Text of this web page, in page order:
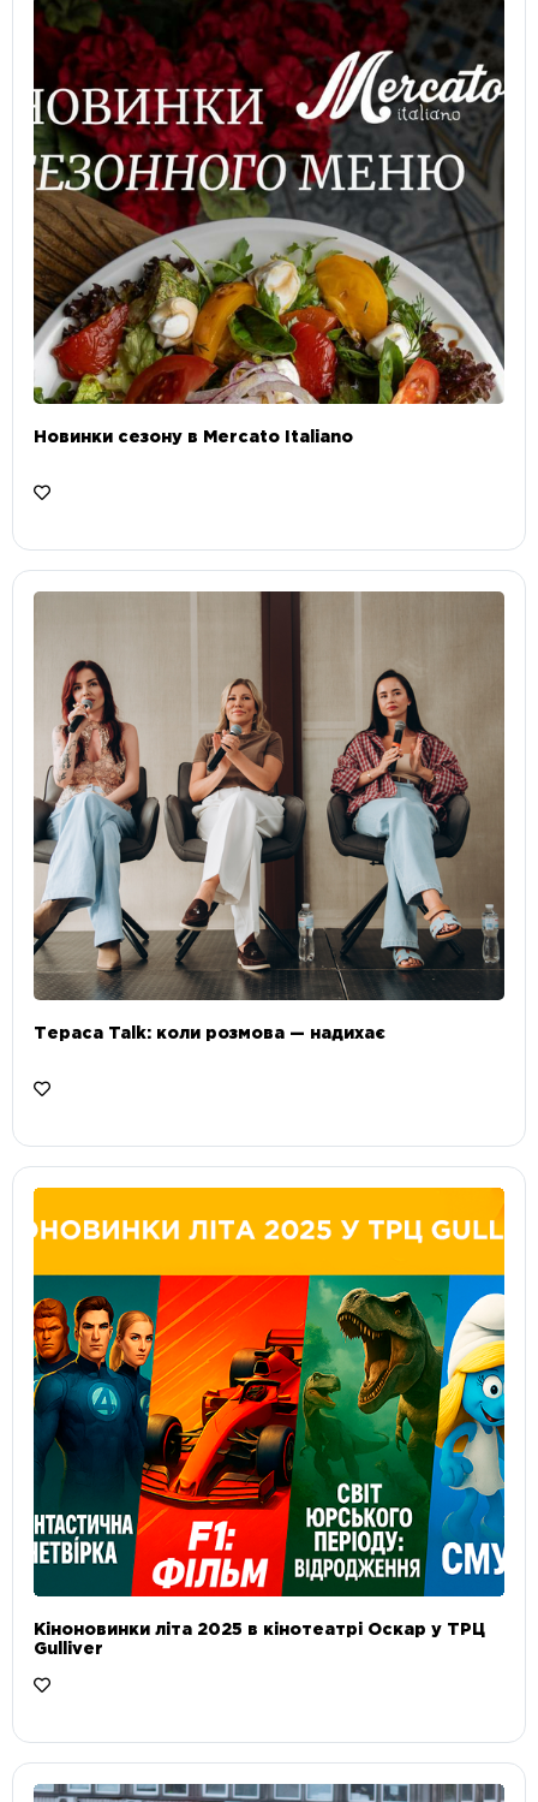
Новинки сезону в Mercato Italiano
Тераса Talk: коли розмова — надихає
Кіноновинки літа 2025 в кінотеатрі Оскар у ТРЦ
Gulliver